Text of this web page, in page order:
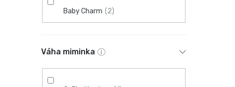
Baby Charm 2
Váha miminka